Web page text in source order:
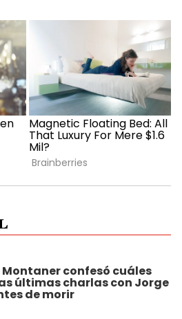
confesó cuáles
últimas charlas con Jorge
de morir